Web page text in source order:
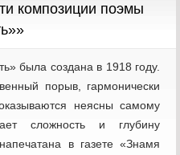
композиции поэмы
была создана в 1918 году.
порыв, гармонически
неясны самому
сложность и глубину
в газете «Знамя